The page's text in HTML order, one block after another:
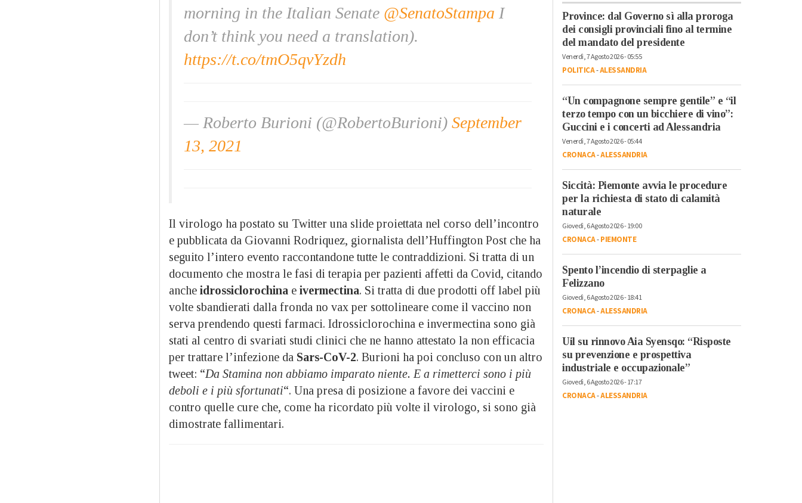
morning in the Italian Senate @SenatoStampa I
don’t think you need a translation).
https://t.co/tmO5qvYzdh
— Roberto Burioni (@RobertoBurioni) September
13, 2021
Il virologo ha postato su Twitter una slide proiettata nel corso dell’incontro
e pubblicata da Giovanni Rodriquez, giornalista dell’Huffington Post che ha
seguito l’intero evento raccontandone tutte le contraddizioni. Si tratta di un
documento che mostra le fasi di terapia per pazienti affetti da Covid, citando
anche idrossiclorochina e ivermectina. Si tratta di due prodotti off label più
volte sbandierati dalla fronda no vax per sottolineare come il vaccino non
serva prendendo questi farmaci. Idrossiclorochina e invermectina sono già
stati al centro di svariati studi clinici che ne hanno attestato la non efficacia
per trattare l’infezione da Sars-CoV-2. Burioni ha poi concluso con un altro
tweet: “Da Stamina non abbiamo imparato niente. E a rimetterci sono i più
deboli e i più sfortunati“. Una presa di posizione a favore dei vaccini e
contro quelle cure che, come ha ricordato più volte il virologo, si sono già
dimostrate fallimentari.
Province: dal Governo sì alla proroga
dei consigli provinciali fino al termine
del mandato del presidente
Venerdì, 7 Agosto 2026 - 05:55
POLITICA-ALESSANDRIA
“Un compagnone sempre gentile” e “il
terzo tempo con un bicchiere di vino”:
Guccini e i concerti ad Alessandria
Venerdì, 7 Agosto 2026 - 05:44
CRONACA-ALESSANDRIA
Siccità: Piemonte avvia le procedure
per la richiesta di stato di calamità
naturale
Giovedì, 6 Agosto 2026 - 19:00
CRONACA-PIEMONTE
Spento l’incendio di sterpaglie a
Felizzano
Giovedì, 6 Agosto 2026 - 18:41
CRONACA-ALESSANDRIA
Uil su rinnovo Aia Syensqo: “Risposte
su prevenzione e prospettiva
industriale e occupazionale”
Giovedì, 6 Agosto 2026 - 17:17
CRONACA-ALESSANDRIA